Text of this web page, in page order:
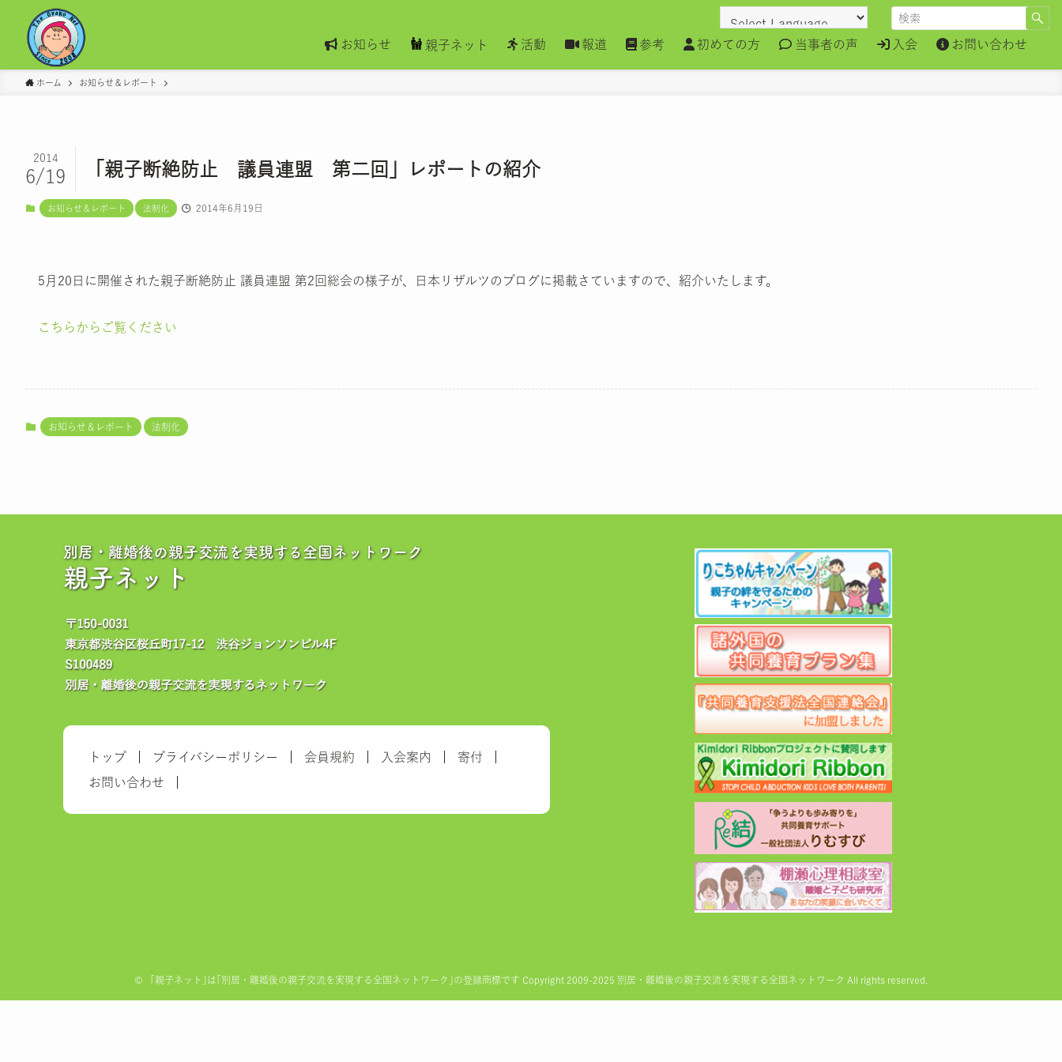
お知らせ 親子ネット 活動 報道 参考 初めての方 当事者の声 入会 お問い合わせ
ホーム お知らせ＆レポート
「親子断絶防止 議員連盟 第二回」レポートの紹介
2014
6/19
お知らせ＆レポート 法制化 2014年6月19日
5月20日に開催された親子断絶防止 議員連盟 第2回総会の様子が、日本リザルツのプログに掲載さていますので、紹介いたします。
こちらからご覧ください
お知らせ＆レポート 法制化
別居・離婚後の親子交流を実現する全国ネットワーク
親子ネット
トップ プライバシーポリシー 会員規約 入会案内
寄付
お問い合わせ
© 「親子ネット｣は｢別居・離婚後の親子交流を実現する全国ネットワーク｣の登録商標です Copyright 2009-2025 別居・離婚後の親子交流を実現する全国ネットワーク All rights reserved.